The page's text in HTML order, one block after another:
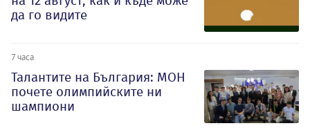
да го видите
7 часа
Талантите на България: МОН
почете олимпийските ни
шампиони